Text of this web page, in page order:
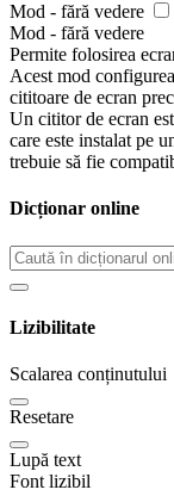
Mod - fără vedere
Mod - fără vedere
Permite folosirea
Acest mod
cititoare de ecran
Un cititor de ecran
care este instalat pe
trebuie să fie
Dicționar online
Lizibilitate
Scalarea conținutului
Resetare
Lupă text
Font lizibil